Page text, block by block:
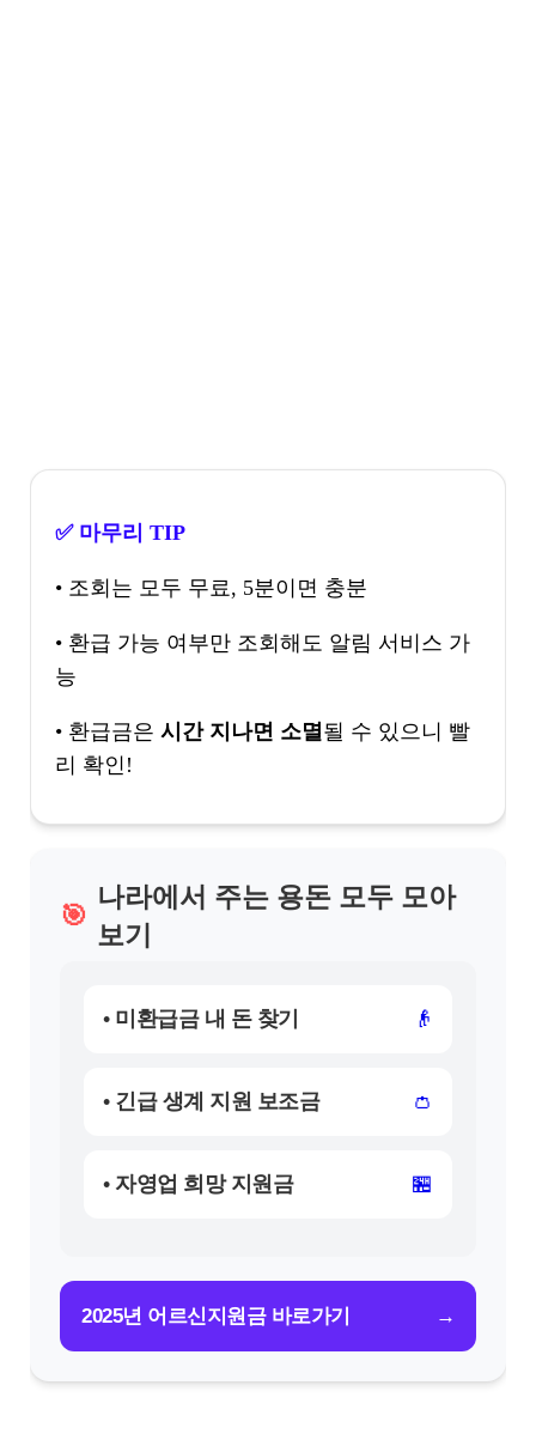
✅ 마무리 TIP
• 조회는 모두 무료, 5분이면 충분
• 환급 가능 여부만 조회해도 알림 서비스 가
능
• 환급금은 시간 지나면 소멸될 수 있으니 빨
리 확인!
🎯
나라에서 주는 용돈 모두 모아
보기
• 미환급금 내 돈 찾기 👴
• 긴급 생계 지원 보조금 👛
• 자영업 희망 지원금 🏪
2025년 어르신지원금 바로가기 →